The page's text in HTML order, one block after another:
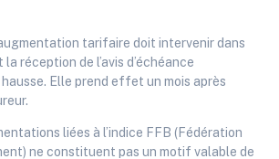
tarifaire doit intervenir dans
réception de l’avis d’échéance
Elle prend effet un mois après
liées à l’indice FFB (Fédération
ne constituent pas un motif valable de